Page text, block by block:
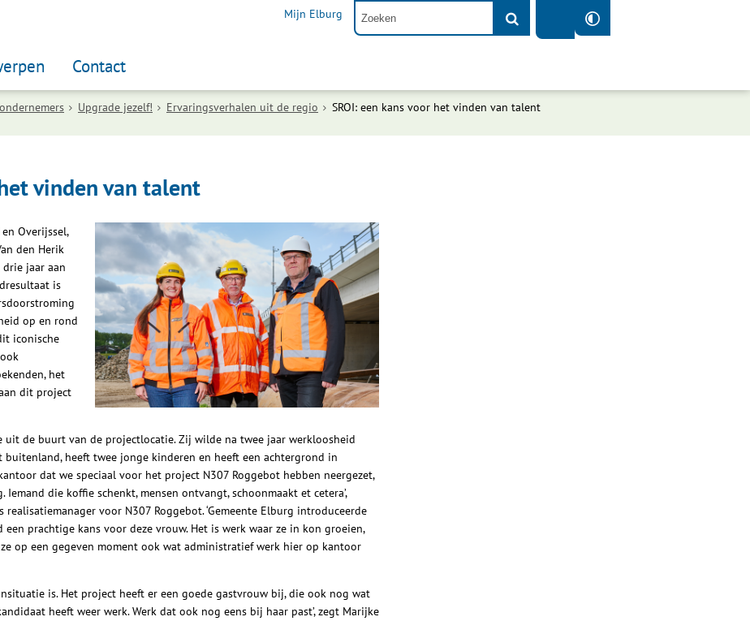
Mijn Elburg
Contact
Upgrade jezelf! Ervaringsverhalen uit de regio SROI: een kans voor het vinden van talent
vinden van talent
Overijssel,
den Herik
jaar aan
is
op en rond
iconische
het
dit project
uit de buurt van de projectlocatie. Zij wilde na twee jaar werkloosheid
buitenland, heeft twee jonge kinderen en heeft een achtergrond in
dat we speciaal voor het project N307 Roggebot hebben neergezet,
die koffie schenkt, mensen ontvangt, schoonmaakt et cetera’,
realisatiemanager voor N307 Roggebot. ‘Gemeente Elburg introduceerde
prachtige kans voor deze vrouw. Het is werk waar ze in kon groeien,
op een gegeven moment ook wat administratief werk hier op kantoor
is. Het project heeft er een goede gastvrouw bij, die ook nog wat
heeft weer werk. Werk dat ook nog eens bij haar past’, zegt Marijke